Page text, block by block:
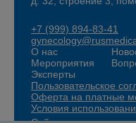
+7 (999) 894-83-41
О нас
Мероприятия
Эксперты
Пользовательское
Оферта на платные
Условия